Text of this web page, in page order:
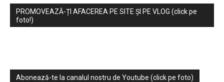
PROMOVEAZĂ-ȚI AFACEREA PE SITE ȘI PE VLOG (click pe
foto!)
Abonează-te la canalul nostru de Youtube (click pe foto)